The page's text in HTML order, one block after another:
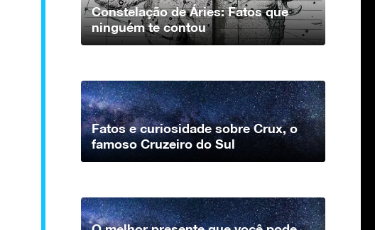
Constelação de Áries: Fatos que
ninguém te contou
Fatos e curiosidade sobre Crux, o
famoso Cruzeiro do Sul